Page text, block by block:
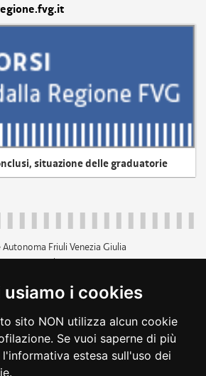
usiamo i cookies
sito NON utilizza alcun cookie
Se vuoi saperne di più
l'informativa estesa sull'uso dei
situazione delle graduatorie
Autonoma Friuli Venezia Giulia
p.iva 00526040324
+39 040 3771111
trasparente
legali accessibilità
dichiarazione di
feedback cambio preferenze cookie